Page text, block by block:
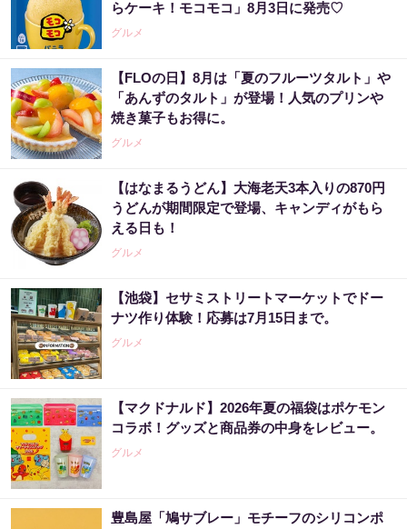
らケーキ！モコモコ」8月3日に発売♡
グルメ
【FLOの日】8月は「夏のフルーツタルト」や
「あんずのタルト」が登場！人気のプリンや
焼き菓子もお得に。
グルメ
【はなまるうどん】大海老天3本入りの870円
うどんが期間限定で登場、キャンディがもら
える日も！
グルメ
【池袋】セサミストリートマーケットでドー
ナツ作り体験！応募は7月15日まで。
グルメ
【マクドナルド】2026年夏の福袋はポケモン
コラボ！グッズと商品券の中身をレビュー。
グルメ
豊島屋「鳩サブレー」モチーフのシリコンポ